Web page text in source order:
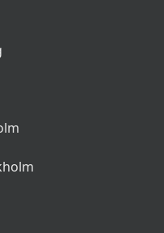
hovmästarsås